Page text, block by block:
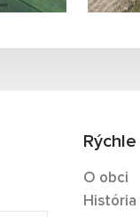
O obci
História